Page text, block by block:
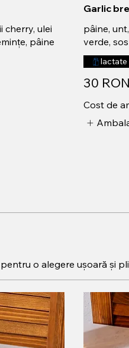
cherry, ulei
pâine
Garlic
pâine,
verde,
30 RON
lactate
Cost de
o alegere ușoară și